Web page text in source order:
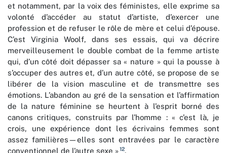
et notamment, par la voix des féministes, elle exprime sa
volonté d’accéder au statut d’artiste, d’exercer une
profession et de refuser le rôle de mère et celui d’épouse.
C’est Virginia Woolf, dans ses essais, qui va décrire
merveilleusement le double combat de la femme artiste
qui, d’un côté doit dépasser sa « nature » qui la pousse à
s’occuper des autres et, d’un autre côté, se propose de se
libérer de la vision masculine et de transmettre ses
émotions. L’abandon au gré de la sensation et l’affirmation
de la nature féminine se heurtent à l’esprit borné des
canons critiques, construits par l’homme : « c’est là, je
crois, une expérience dont les écrivains femmes sont
assez familières—elles sont entravées par le caractère
conventionnel de l’autre sexe »12.